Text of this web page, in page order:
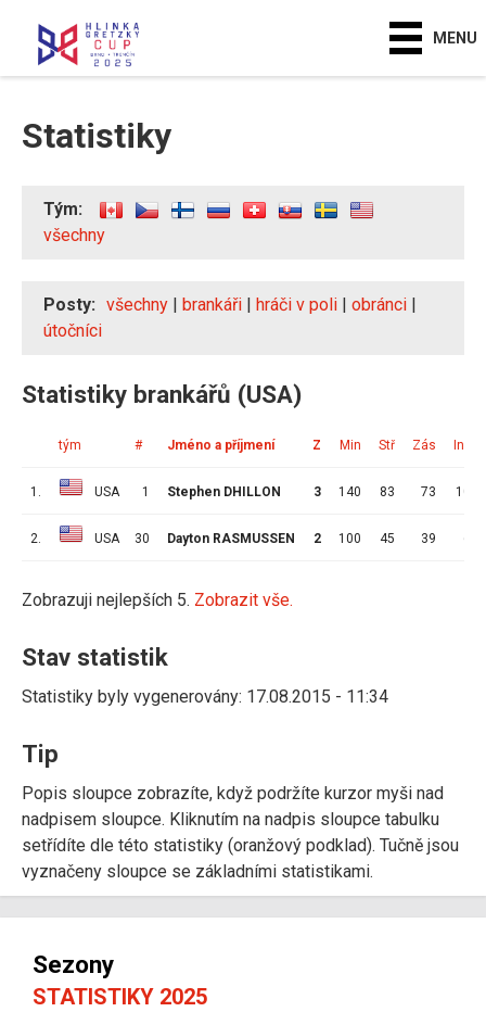
MENU
Statistiky
Tým:
všechny
Posty: všechny | brankáři | hráči v poli | obránci |
útočníci
Statistiky brankářů (USA)
tým # Jméno a příjmení Z Min Stř Zás Ink
1. USA 1 Stephen DHILLON 3 140 83 73 10
2. USA 30 Dayton RASMUSSEN 2 100 45 39 6
Zobrazuji nejlepších 5. Zobrazit vše.
Stav statistik
Statistiky byly vygenerovány: 17.08.2015 - 11:34
Tip
Popis sloupce zobrazíte, když podržíte kurzor myši nad
nadpisem sloupce. Kliknutím na nadpis sloupce tabulku
setřídíte dle této statistiky (oranžový podklad). Tučně jsou
vyznačeny sloupce se základními statistikami.
Sezony
STATISTIKY 2025